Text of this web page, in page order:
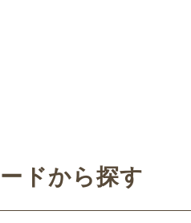
ドから探す